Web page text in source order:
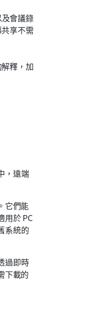
會議錄
享不需
釋，加
，遠端
它們能
用於 PC
系統的
過即時
下載的